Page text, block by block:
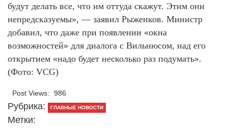
будут делать все, что им оттуда скажут. Этим они
непредсказуемы», — заявил Рыженков. Министр
добавил, что даже при появлении «окна
возможностей» для диалога с Вильнюсом, над его
открытием «надо будет несколько раз подумать».
(Фото: VCG)
Post Views: 986
Рубрика: ГЛАВНЫЕ НОВОСТИ
Метки: